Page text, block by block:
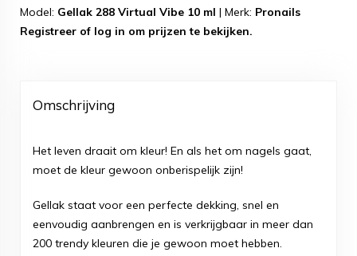
Model: Gellak 288 Virtual Vibe 10 ml | Merk: Pronails
Registreer of log in om prijzen te bekijken.
Omschrijving
Het leven draait om kleur! En als het om nagels gaat,
moet de kleur gewoon onberispelijk zijn!
Gellak staat voor een perfecte dekking, snel en
eenvoudig aanbrengen en is verkrijgbaar in meer dan
200 trendy kleuren die je gewoon moet hebben.